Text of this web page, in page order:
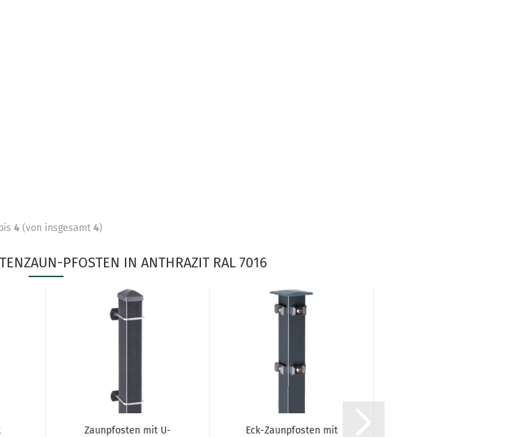
bis 4(von insgesamt 4)
PFOSTEN IN ANTHRAZIT RAL 7016
Zaunpfosten mit U-
Eck-Zaunpfosten mit